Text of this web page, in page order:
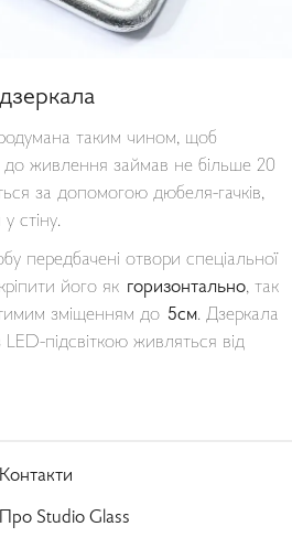
таким чином, щоб
живлення займав не більше 20
за допомогою дюбеля-гачків,
стіну.
передбачені отвори спеціальної
його як горизонтально, так
зміщенням до 5см. Дзеркала
LED-підсвіткою живляться від
Контакти
Про Studio Glass